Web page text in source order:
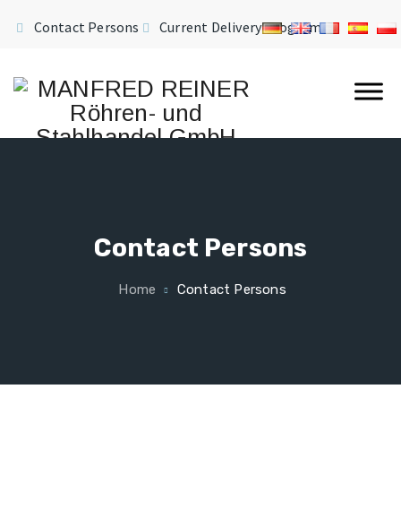
Contact Persons Current Delivery Program
Contact Persons
Home Contact Persons